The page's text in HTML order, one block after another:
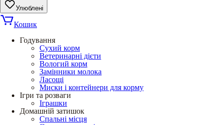
Улюблені
Кошик
Годування
Сухий корм
Ветеринарні дієти
Вологий корм
Замінники молока
Ласощі
Миски і контейнери для корму
Ігри та розваги
Іграшки
Домашній затишок
Спальні місця